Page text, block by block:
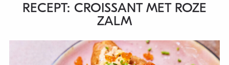
RECEPT: CROISSANT MET ROZE
ZALM